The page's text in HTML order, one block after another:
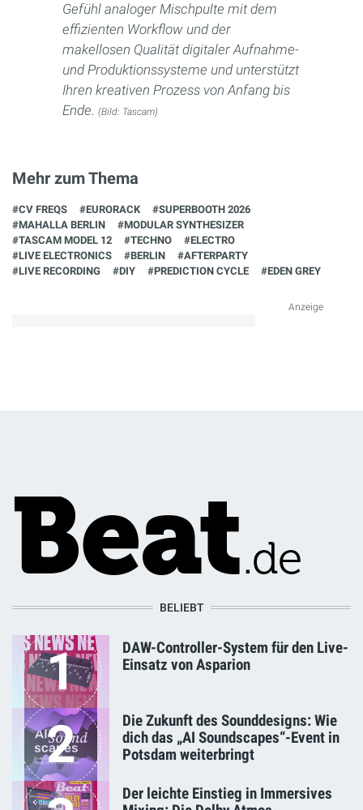
Gefühl analoger Mischpulte mit dem
effizienten Workflow und der
makellosen Qualität digitaler Aufnahme-
und Produktionssysteme und unterstützt
Ihren kreativen Prozess von Anfang bis
Ende. (Bild: Tascam)
Mehr zum Thema
#CV FREQS #EURORACK
#SUPERBOOTH 2026
#MAHALLA BERLIN
#MODULAR SYNTHESIZER
#TASCAM MODEL 12
#TECHNO
#ELECTRO
#LIVE ELECTRONICS
#BERLIN
#AFTERPARTY
#LIVE RECORDING
#DIY #PREDICTION CYCLE #EDEN GREY
Anzeige
BELIEBT
1
DAW-Controller-System für den Live-
Einsatz von Asparion
2
Die Zukunft des Sounddesigns: Wie
dich das „AI Soundscapes“-Event in
Potsdam weiterbringt
Der leichte Einstieg in Immersives